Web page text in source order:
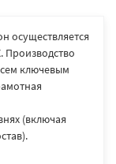
осуществляется
Производство
ключевым
(включая